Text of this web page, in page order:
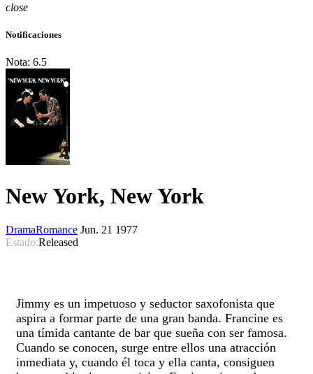
close
Notificaciones
Nota: 6.5
New York, New York
DramaRomance Jun. 21 1977
Estado:Released
Jimmy es un impetuoso y seductor saxofonista que
aspira a formar parte de una gran banda. Francine es
una tímida cantante de bar que sueña con ser famosa.
Cuando se conocen, surge entre ellos una atracción
inmediata y, cuando él toca y ella canta, consiguen